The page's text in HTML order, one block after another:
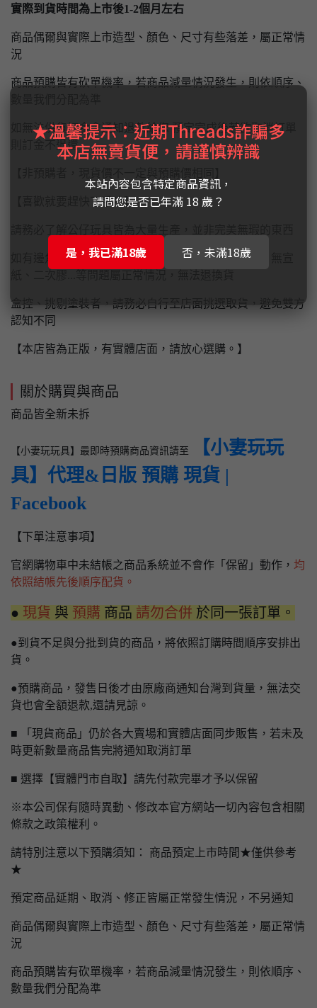
實際到貨時間為上市後1-2個月左右
商品偶爾與實際上市造型、顏色、尺寸有些落差，屬正常情
況
商品預購皆有砍單機率，若商品減量情況發生，則依順序、
如無法供貨訂金會通知退款給您 預定完成後若欲取消訂單
則訂金不退還
【喜歡就要趕快下手唷】
如有邊角盒損、色差、長痣、溢色、殘膠、關節鬆、無宣
盒控、挑剔塗裝者，請務必自行至店面挑選取貨，避免雙方
認知不同
【本店皆為正版，有實體店面，請放心選購。】
關於購買與商品
商品皆全新未拆
【小妻玩玩具】最即時預購商品資訊請至
【小妻玩玩
具】代理&日版 預購 現貨 |
Facebook
【下單注意事項】
官網購物車中未結帳之商品系統並不會作「保留」動作， 均
依照結帳先後順序配貨。
● 現貨 與 預購 商品 請勿合併 於同一張訂單。
●到貨不足與分批到貨的商品，將依照訂購時間順序安排出
貨。
●預購商品，發售日後才由原廠商通知台灣到貨量，無法交
貨也會全額退款,還請見諒。
■ 「現貨商品」仍於各大賣場和實體店面同步販售，若未及
時更新數量商品售完將通知取消訂單
■ 選擇【實體門市自取】請先付款完畢才予以保留
※本公司保有隨時異動、修改本官方網站一切內容包含相關
條款之政策權利。
請特別注意以下預購須知： 商品預定上市時間★僅供參考
★
預定商品延期、取消、修正皆屬正常發生情況，不另通知
商品偶爾與實際上市造型、顏色、尺寸有些落差，屬正常情
況
商品預購皆有砍單機率，若商品減量情況發生，則依順序、
數量我們分配為準
★溫馨提示：近期Threads詐騙多
本店無賣貨便，請謹慎辨識
本站內容包含特定商品資訊，
請問您是否已年滿 18 歲？
是，我已滿18歲 否，未滿18歲